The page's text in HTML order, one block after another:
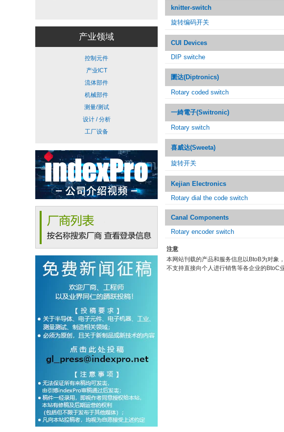
产业领域
控制元件
产业ICT
流体部件
机械部件
测量/测试
设计 / 分析
工厂设备
knitter-switch
旋转编码开关
CUI Devices
DIP switche
圜达(Diptronics)
Rotary coded switch
一綺電子(Switronic)
Rotary switch
喜威达(Sweeta)
旋转开关
Kejian Electronics
Rotary dial the code switch
Canal Components
Rotary encoder switch
注意
本网站刊载的产品和服务信息以BtoB为对象，
不支持直接向个人进行销售等各企业的BtoC